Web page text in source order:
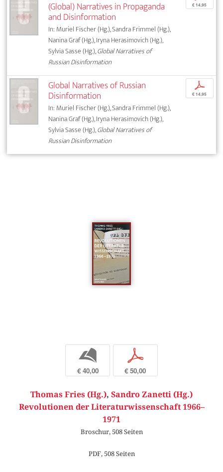
(Global) Narratives in Propaganda
and Disinformation
In: Muriel Fischer (Hg.), Sandra Frimmel (Hg.),
Nanina Graf (Hg.), Iryna Herasimovich (Hg.),
Sylvia Sasse (Hg.),Global Narratives of
Russian Disinformation
€ 14,95
Global Narratives of Russian
Disinformation
In: Muriel Fischer (Hg.), Sandra Frimmel (Hg.),
Nanina Graf (Hg.), Iryna Herasimovich (Hg.),
Sylvia Sasse (Hg.),Global Narratives of
Russian Disinformation
p
€ 14,95
b
€ 40,00
p
€ 50,00
Thomas Fries (Hg.), Sandro Zanetti (Hg.)
Revolutionen der Literaturwissenschaft 1966–
1971
Broschur, 508 Seiten
PDF, 508 Seiten